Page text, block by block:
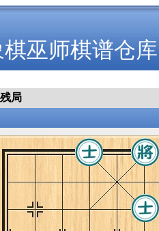
棋巫师棋谱仓库
残局